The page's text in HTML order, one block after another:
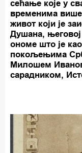
сећање које у
временима више
живот који је
Душана,
ономе што је
покољењима
Милошем
сарадником,